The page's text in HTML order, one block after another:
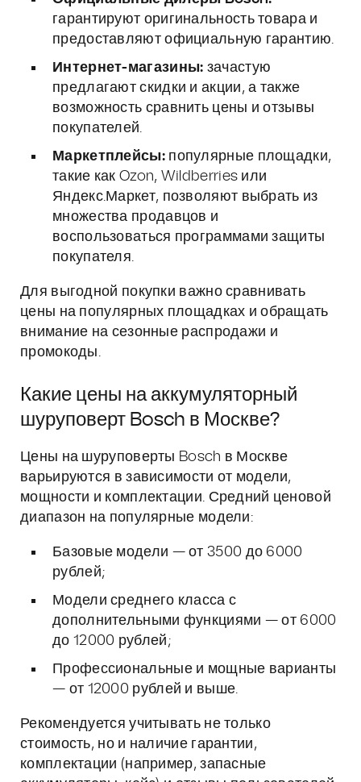
гарантируют оригинальность товара и
предоставляют официальную гарантию.
Интернет-магазины: зачастую
предлагают скидки и акции, а также
возможность сравнить цены и отзывы
покупателей.
Маркетплейсы:популярные площадки,
такие как Ozon, Wildberries или
Яндекс.Маркет, позволяют выбрать из
множества продавцов и
воспользоваться программами защиты
покупателя.
Для выгодной покупки важно сравнивать
цены на популярных площадках и обращать
внимание на сезонные распродажи и
промокоды.
Какие цены на аккумуляторный
шуруповерт Bosch в Москве?
Цены на шуруповерты Bosch в Москве
варьируются в зависимости от модели,
мощности и комплектации. Средний ценовой
диапазон на популярные модели:
Базовые модели — от 3500 до 6000
рублей;
Модели среднего класса с
дополнительными функциями — от 6000
до 12000 рублей;
Профессиональные и мощные варианты
— от 12000 рублей и выше.
Рекомендуется учитывать не только
стоимость, но и наличие гарантии,
комплектации (например, запасные